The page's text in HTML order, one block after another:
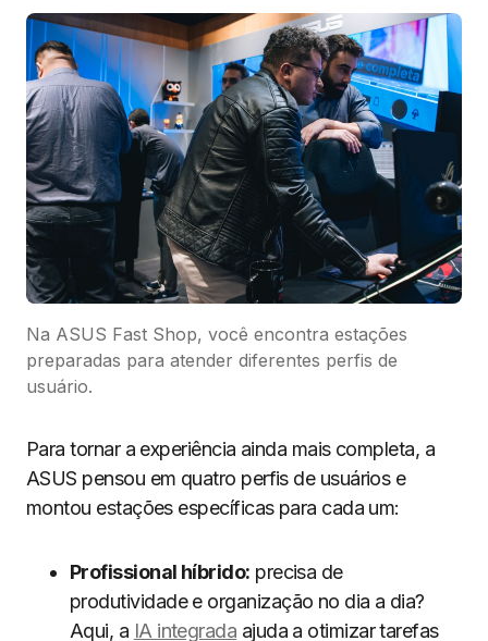
Na ASUS Fast Shop, você encontra estações
preparadas para atender diferentes perfis de
usuário.
Para tornar a experiência ainda mais completa, a
ASUS pensou em quatro perfis de usuários e
montou estações específicas para cada um:
Profissional híbrido: precisa de
produtividade e organização no dia a dia?
Aqui, a IA integrada ajuda a otimizar tarefas